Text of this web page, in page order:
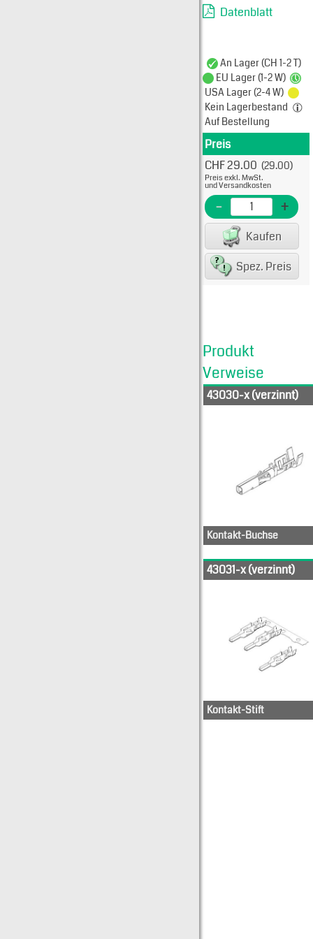
Datenblatt
An Lager (CH 1-2 T)
EU Lager (1-2 W)
USA Lager (2-4 W)
Kein Lagerbestand
Auf Bestellung
Produkt
Preis
Typ:
EME
CHF 29.00 (29.00)
Preis exkl. MwSt.
und Versandkosten
- +
Kaufen
Spez. Preis
Produkt
Verweise
43030-x (verzinnt)
Kontakt-Buchse
11-03-0043
43031-x (verzinnt)
Kontakt-Stift